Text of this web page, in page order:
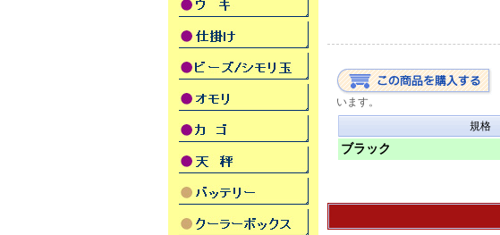
います。
規格
ブラック